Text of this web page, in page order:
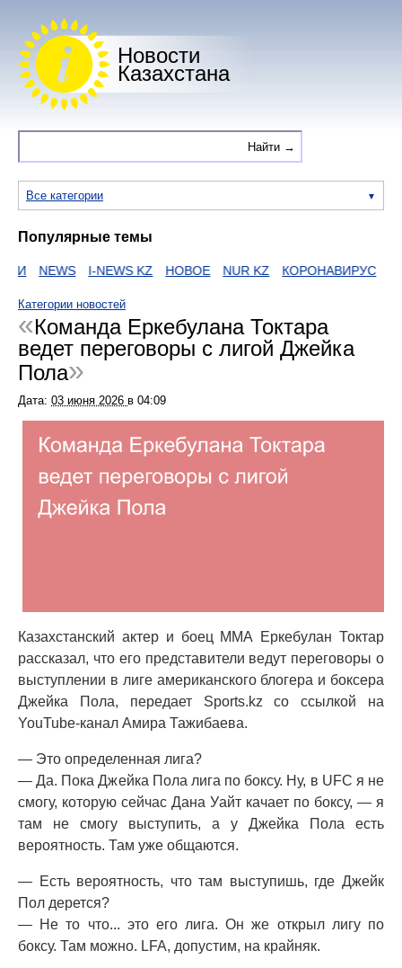
Новости
Казахстана
Все категории
Популярные темы
NEWS I-NEWS KZ НОВОЕ NUR KZ КОРОНАВИРУС
Категории новостей
Команда Еркебулана Токтара
ведет переговоры с лигой Джейка
Пола
Дата: 03 июня 2026 в 04:09
Казахстанский актер и боец ММА Еркебулан Токтар
рассказал, что его представители ведут переговоры о
выступлении в лиге американского блогера и боксера
Джейка Пола, передает Sports.kz со ссылкой на
YouTube-канал Амира Тажибаева.
— Это определенная лига?
— Да. Пока Джейка Пола лига по боксу. Ну, в UFC я не
смогу, которую сейчас Дана Уайт качает по боксу, — я
там не смогу выступить, а у Джейка Пола есть
вероятность. Там уже общаются.
— Есть вероятность, что там выступишь, где Джейк
Пол дерется?
— Не то что... это его лига. Он же открыл лигу по
боксу. Там можно. LFA, допустим, на крайняк.